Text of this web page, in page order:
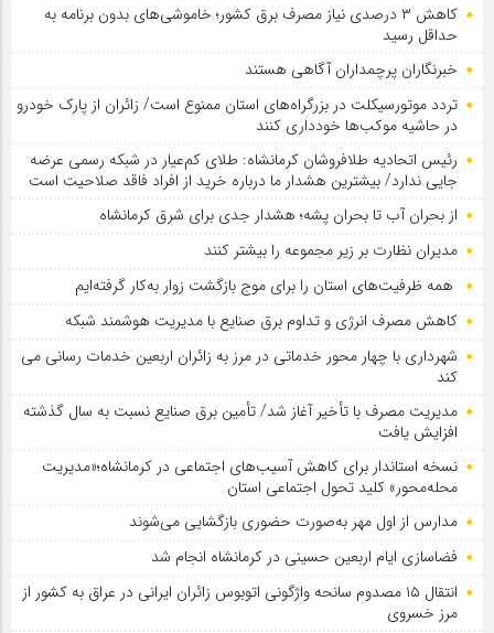
کاهش ۳ درصدی نیاز مصرف برق کشور؛ خاموشی‌های بدون برنامه به
حداقل رسید
خبرنگاران پرچمداران آگاهی هستند
تردد موتورسیکلت در بزرگراه‌های استان ممنوع است/ زائران از پارک خودرو
در حاشیه موکب‌ها خودداری کنند
رئیس اتحادیه طلافروشان کرمانشاه: طلای کم‌عیار در شبکه رسمی عرضه
جایی ندارد/ بیشترین هشدار ما درباره خرید از افراد فاقد صلاحیت است
از بحران آب تا بحران پشه؛ هشدار جدی برای شرق کرمانشاه
مدیران نظارت بر زیر مجموعه را بیشتر کنند
همه ظرفیت‌های استان را برای موج بازگشت زوار به‌کار گرفته‌ایم
کاهش مصرف انرژی و تداوم برق صنایع با مدیریت هوشمند شبکه
شهرداری با چهار محور خدماتی در مرز به زائران اربعین خدمات رسانی می
کند
مدیریت مصرف با تأخیر آغاز شد/ تأمین برق صنایع نسبت به سال گذشته
افزایش یافت
نسخه استاندار برای کاهش آسیب‌های اجتماعی در کرمانشاه؛«مدیریت
محله‌محور» کلید تحول اجتماعی استان
مدارس از اول مهر به‌صورت حضوری بازگشایی می‌شوند
فضاسازی ایام اربعین حسینی در کرمانشاه انجام شد
انتقال ۱۵ مصدوم سانحه واژگونی اتوبوس زائران ایرانی در عراق به کشور از
مرز خسروی